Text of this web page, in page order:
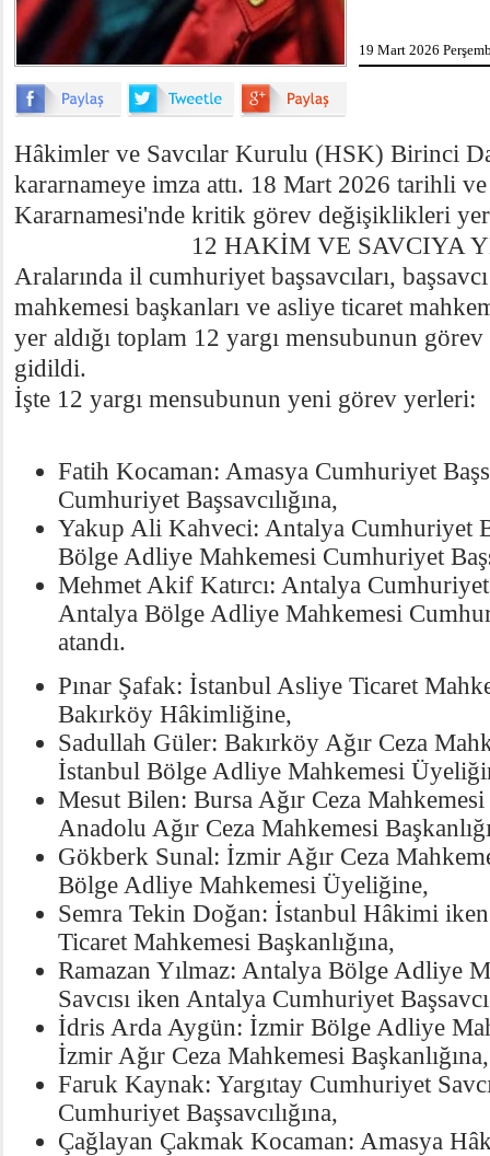
19 Mart 2026
Hâkimler ve Savcılar Kurulu (HSK) Birinci
kararnameye imza attı. 18 Mart 2026 tarihli ve
Kararnamesi'nde kritik görev değişiklikleri yer
12 HAKİM VE SAVCIYA
Aralarında il cumhuriyet başsavcıları,
mahkemesi başkanları ve asliye ticaret
yer aldığı toplam 12 yargı mensubunun
gidildi.
İşte 12 yargı mensubunun yeni görev yerleri:
Fatih Kocaman: Amasya Cumhuriyet
Cumhuriyet Başsavcılığına,
Yakup Ali Kahveci: Antalya Cumhuriyet
Bölge Adliye Mahkemesi Cumhuriyet
Mehmet Akif Katırcı: Antalya
Antalya Bölge Adliye Mahkemesi
atandı.
Pınar Şafak: İstanbul Asliye Ticaret
Bakırköy Hâkimliğine,
Sadullah Güler: Bakırköy Ağır Ceza
İstanbul Bölge Adliye Mahkemesi
Mesut Bilen: Bursa Ağır Ceza
Anadolu Ağır Ceza Mahkemesi
Gökberk Sunal: İzmir Ağır Ceza
Bölge Adliye Mahkemesi Üyeliğine,
Semra Tekin Doğan: İstanbul Hâkimi
Ticaret Mahkemesi Başkanlığına,
Ramazan Yılmaz: Antalya Bölge Adliye
Savcısı iken Antalya Cumhuriyet
İdris Arda Aygün: İzmir Bölge Adliye
İzmir Ağır Ceza Mahkemesi Başkanlığına,
Faruk Kaynak: Yargıtay Cumhuriyet
Cumhuriyet Başsavcılığına,
Çağlayan Çakmak Kocaman: Amasya